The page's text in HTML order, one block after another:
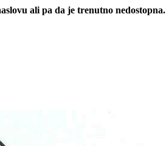
ali pa da je trenutno nedostopna.